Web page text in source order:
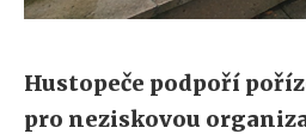
Hustopeče podpoří
pro neziskovou